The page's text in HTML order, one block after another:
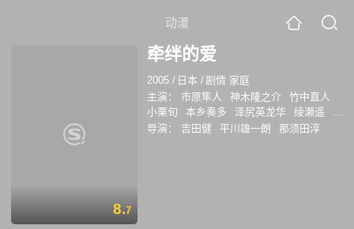
动漫
8.7
牵绊的爱
2005 / 日本 /剧情 家庭
主演：
市原隼人 神木隆之介
竹中直人
小栗旬
本乡奏多 泽尻英龙华 绫濑遥
原
田美枝子
松本梨菜 后藤果萌 浅野和之
导演： 吉田健 平川雄一朗 那须田淳